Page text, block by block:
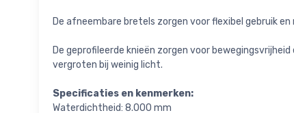
De afneembare bretels zorgen voor flexibel gebruik
De geprofileerde knieën zorgen voor
vergroten bij weinig licht.
Specificaties en kenmerken:
Waterdichtheid: 8.000 mm